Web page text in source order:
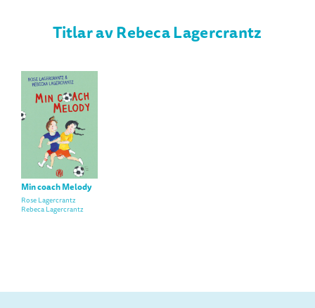
Titlar av Rebeca Lagercrantz
Min coach Melody
Rose Lagercrantz
Rebeca Lagercrantz